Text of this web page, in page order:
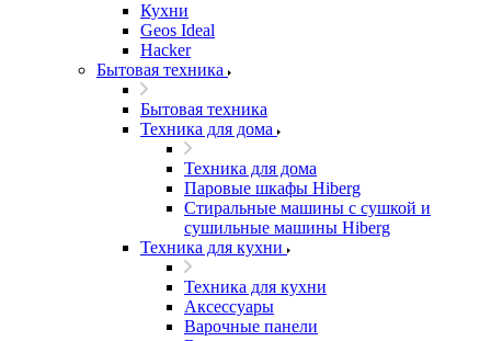
Кухни
Geos Ideal
Hacker
Бытовая техника
Бытовая техника
Техника для дома
Техника для дома
Паровые шкафы Hiberg
Стиральные машины с сушкой и
сушильные машины Hiberg
Техника для кухни
Техника для кухни
Аксессуары
Варочные панели